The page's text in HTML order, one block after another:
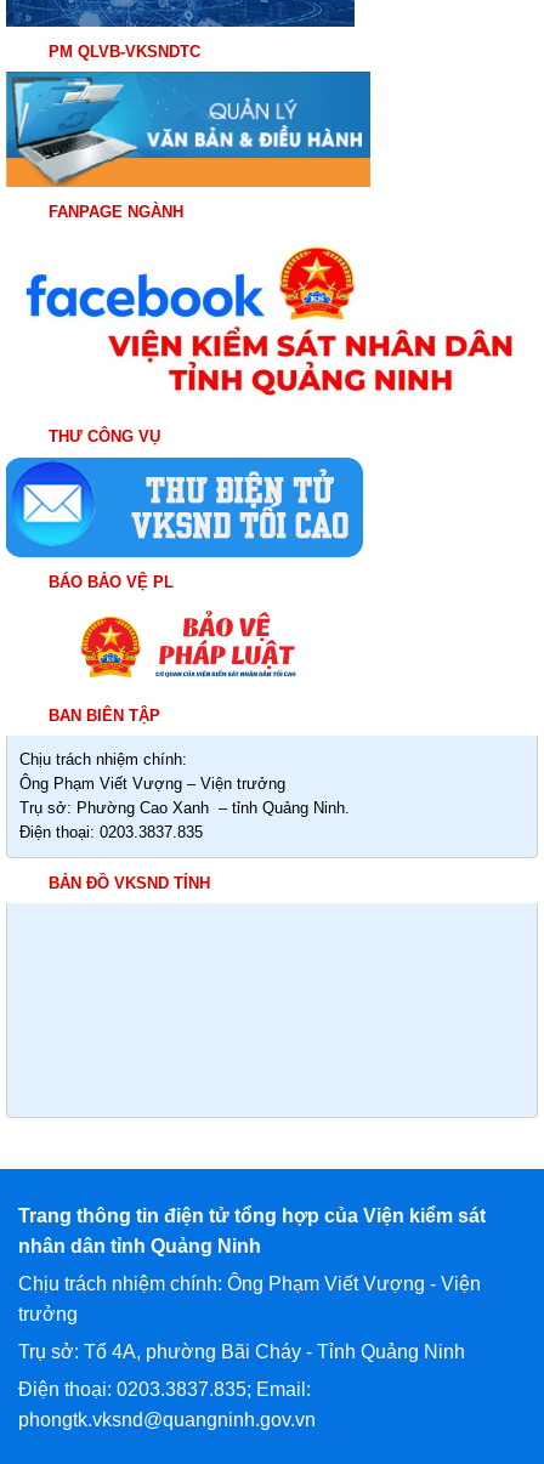
PM QLVB-VKSNDTC
FANPAGE NGÀNH
THƯ CÔNG VỤ
BÁO BẢO VỆ PL
BAN BIÊN TẬP
Chịu trách nhiệm chính:
Ông Phạm Viết Vượng – Viện trưởng
Trụ sở: Phường Cao Xanh – tỉnh Quảng Ninh.
Điện thoại: 0203.3837.835
BẢN ĐỒ VKSND TỈNH
Trang thông tin điện tử tổng hợp của Viện kiểm sát
nhân dân tỉnh Quảng Ninh
Chịu trách nhiệm chính: Ông Phạm Viết Vượng - Viện
trưởng
Trụ sở: Tổ 4A, phường Bãi Cháy - Tỉnh Quảng Ninh
Điện thoại: 0203.3837.835; Email:
phongtk.vksnd@quangninh.gov.vn